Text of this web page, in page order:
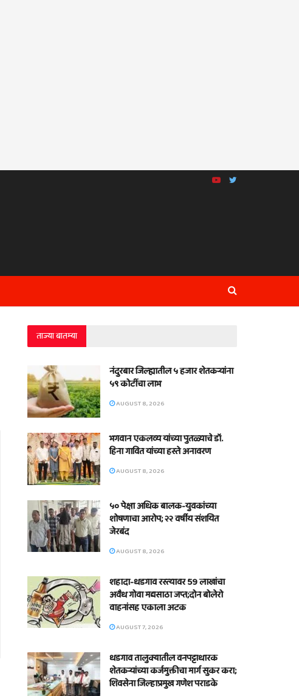
ताज्या बातम्या
नंदुरबार जिल्ह्यातील ५ हजार शेतकऱ्यांना
५९ कोटींचा लाभ
AUGUST 8, 2026
भगवान एकलव्य यांच्या पुतळ्याचे डॉ.
हिना गावित यांच्या हस्ते अनावरण
AUGUST 8, 2026
५० पेक्षा अधिक बालक-युवकांच्या
शोषणाचा आरोप; २२ वर्षीय संशयित
जेरबंद
AUGUST 8, 2026
शहादा-धडगाव रस्त्यावर 59 लाखांचा
अवैध गोवा मद्यसाठा जप्त;दोन बोलेरो
वाहनांसह एकाला अटक
AUGUST 7, 2026
धडगाव तालुक्यातील वनपट्टाधारक
शेतकऱ्यांच्या कर्जमुक्तीचा मार्ग सुकर करा;
शिवसेना जिल्हाप्रमुख गणेश पराडके